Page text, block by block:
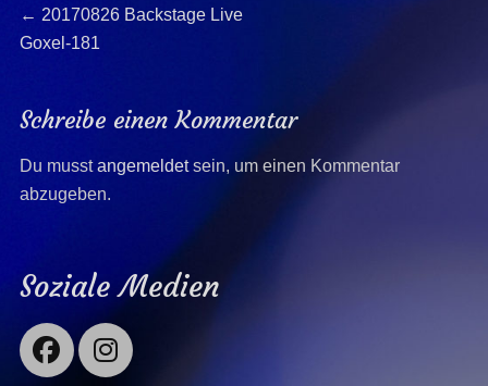
Beitragsnavigation
← Previous
post:
20170826 Backstage Live
Goxel-181
Schreibe einen Kommentar
Du musstangemeldetsein, um einen Kommentar
abzugeben.
Soziale Medien
Facebook
Instagram